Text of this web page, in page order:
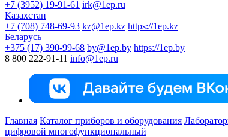
+7 (3952) 19-91-61 irk@1ep.ru
Казахстан
+7 (708) 748-69-93 kz@1ep.kz https://1ep.kz
Беларусь
+375 (17) 390-99-68 by@1ep.by https://1ep.by
8 800 222-91-11 info@1ep.ru
Главная Каталог приборов и оборудования
цифровой многофункциональный